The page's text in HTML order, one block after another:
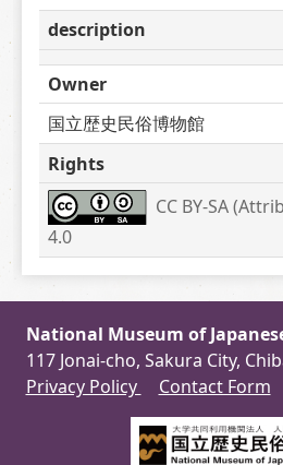
description
Owner
国立歴史民俗博物館
Rights
CC BY-SA
4.0
National Museum of
117 Jonai-cho, Sakura City,
Privacy Policy
Contact Form